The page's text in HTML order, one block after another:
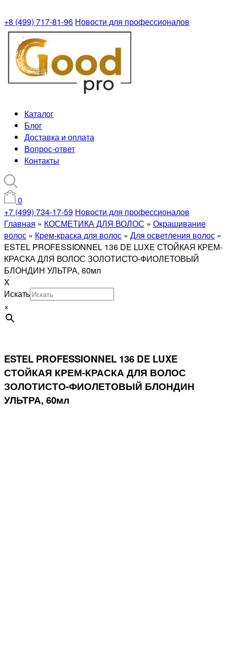
+8 (499) 717-81-96 Новости для профессионалов
Каталог
Блог
Доставка и оплата
Вопрос-ответ
Контакты
0
+7 (499) 734-17-59 Новости для профессионалов
Главная » КОСМЕТИКА ДЛЯ ВОЛОС » Окрашивание
волос » Крем-краска для волос » Для осветления волос »
ESTEL PROFESSIONNEL 136 DE LUXE СТОЙКАЯ КРЕМ-
КРАСКА ДЛЯ ВОЛОС ЗОЛОТИСТО-ФИОЛЕТОВЫЙ
БЛОНДИН УЛЬТРА, 60мл
X
Искать
×
ESTEL PROFESSIONNEL 136 DE LUXE
СТОЙКАЯ КРЕМ-КРАСКА ДЛЯ ВОЛОС
ЗОЛОТИСТО-ФИОЛЕТОВЫЙ БЛОНДИН
УЛЬТРА, 60мл